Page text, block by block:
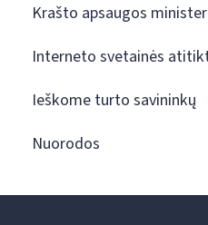
Krašto apsaugos
Interneto svetainės
Ieškome turto savininkų
Nuorodos